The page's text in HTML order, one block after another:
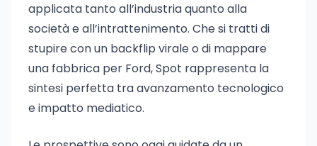
applicata tanto all’industria quanto alla
società e all’intrattenimento. Che si tratti di
stupire con un backflip virale o di mappare
una fabbrica per Ford, Spot rappresenta la
sintesi perfetta tra avanzamento tecnologico
e impatto mediatico.